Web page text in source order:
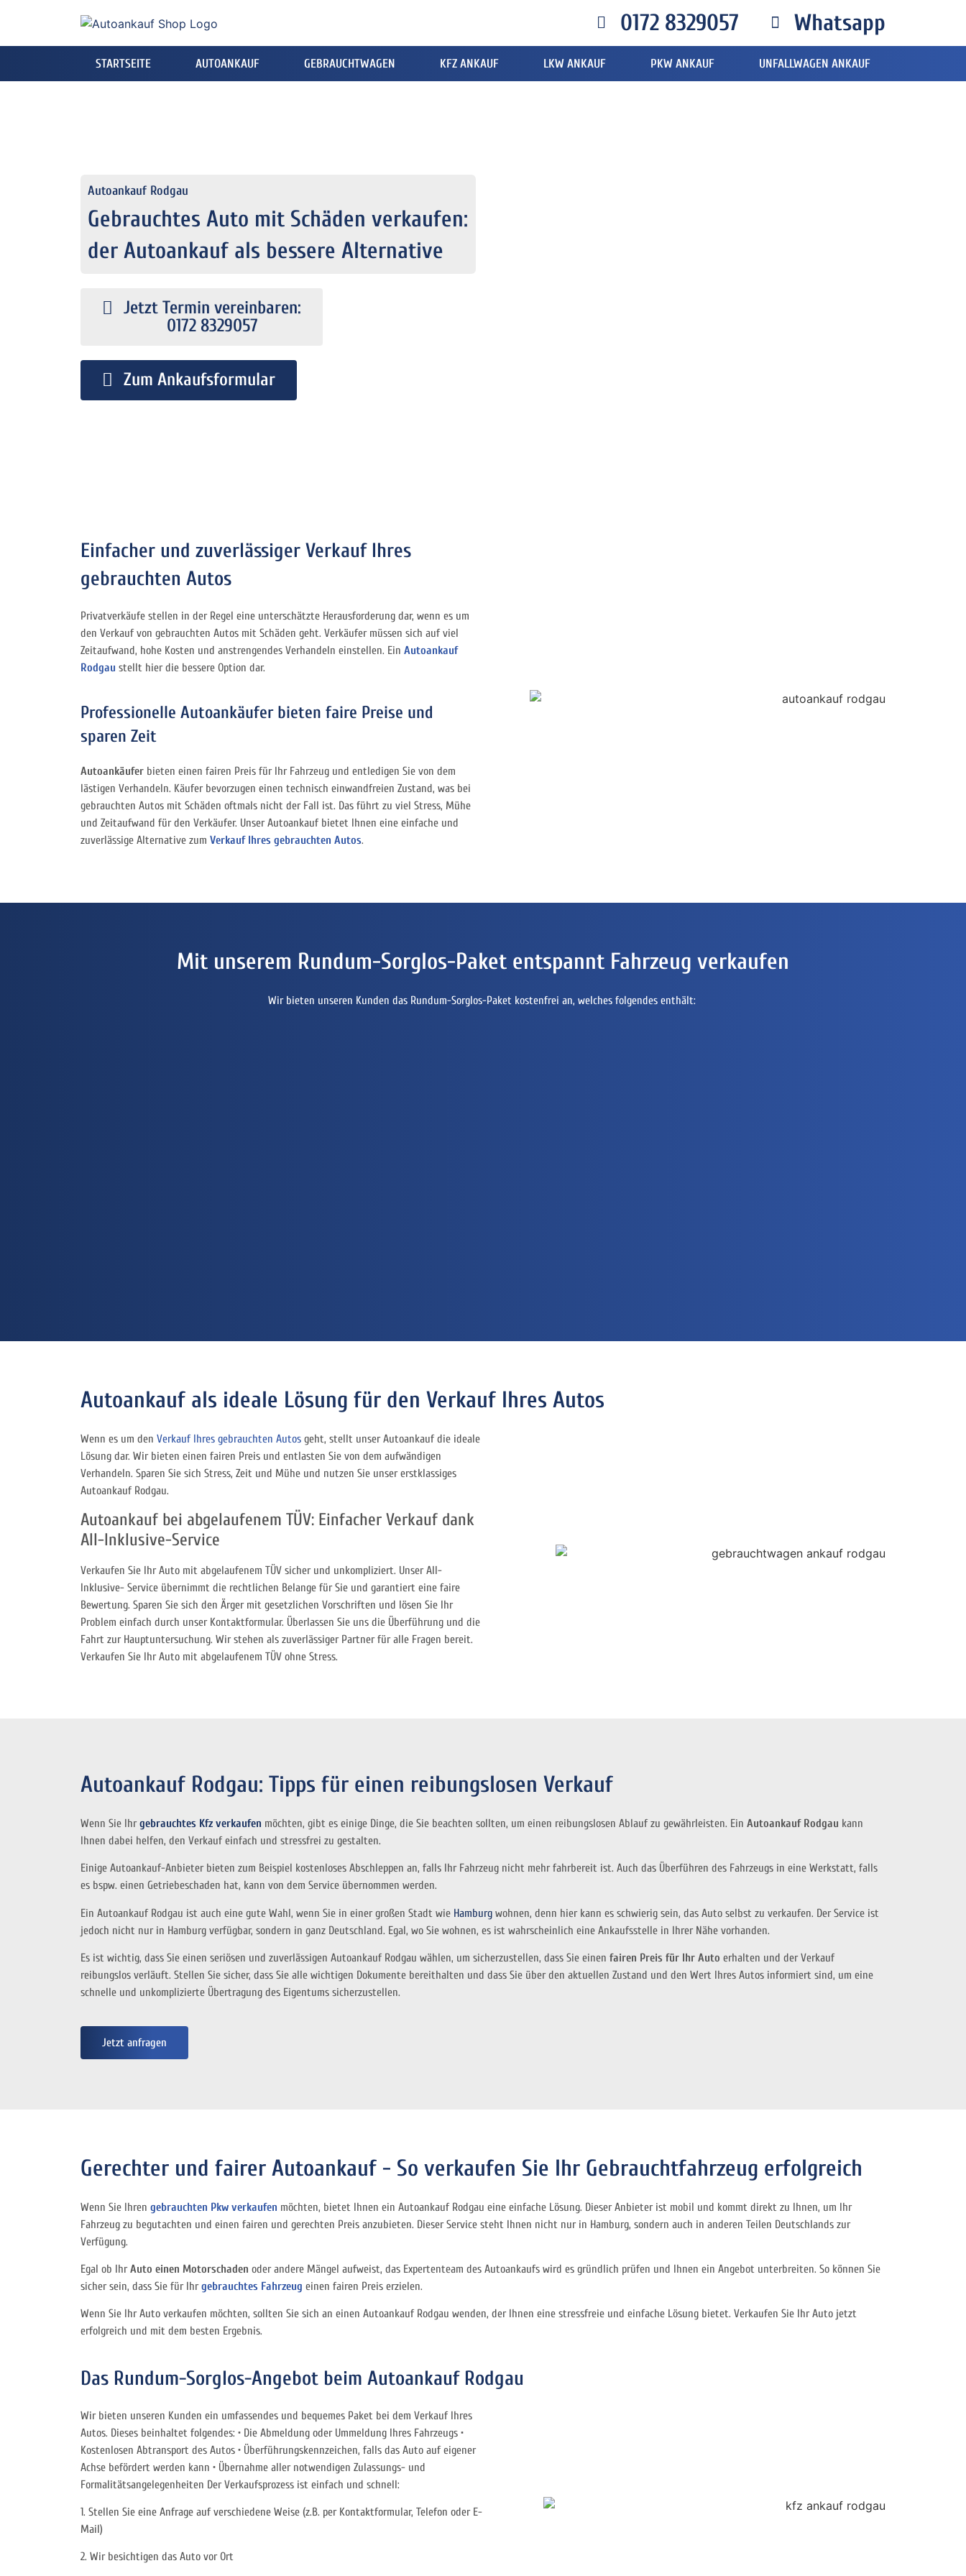
0172 8329057 Whatsapp
STARTSEITE AUTOANKAUF GEBRAUCHTWAGEN KFZ ANKAUF LKW ANKAUF PKW ANKAUF UNFALLWAGEN ANKAUF
Autoankauf Rodgau
Gebrauchtes Auto mit Schäden verkaufen:
der Autoankauf als bessere Alternative
Jetzt Termin vereinbaren:
0172 8329057
Zum Ankaufsformular
Einfacher und zuverlässiger Verkauf Ihres
gebrauchten Autos
Privatverkäufe stellen in der Regel eine unterschätzte Herausforderung dar, wenn es um
den Verkauf von gebrauchten Autos mit Schäden geht. Verkäufer müssen sich auf viel
Zeitaufwand, hohe Kosten und anstrengendes Verhandeln einstellen. Ein Autoankauf
Rodgau stellt hier die bessere Option dar.
Professionelle Autoankäufer bieten faire Preise und
sparen Zeit
Autoankäufer bieten einen fairen Preis für Ihr Fahrzeug und entledigen Sie von dem
lästigen Verhandeln. Käufer bevorzugen einen technisch einwandfreien Zustand, was bei
gebrauchten Autos mit Schäden oftmals nicht der Fall ist. Das führt zu viel Stress, Mühe
und Zeitaufwand für den Verkäufer. Unser Autoankauf bietet Ihnen eine einfache und
zuverlässige Alternative zum Verkauf Ihres gebrauchten Autos.
Mit unserem Rundum-Sorglos-Paket entspannt Fahrzeug verkaufen
Wir bieten unseren Kunden das Rundum-Sorglos-Paket kostenfrei an, welches folgendes enthält:
Autoankauf als ideale Lösung für den Verkauf Ihres Autos
Wenn es um den Verkauf Ihres gebrauchten Autos geht, stellt unser Autoankauf die ideale
Lösung dar. Wir bieten einen fairen Preis und entlasten Sie von dem aufwändigen
Verhandeln. Sparen Sie sich Stress, Zeit und Mühe und nutzen Sie unser erstklassiges
Autoankauf Rodgau.
Autoankauf bei abgelaufenem TÜV: Einfacher Verkauf dank
All-Inklusive-Service
Verkaufen Sie Ihr Auto mit abgelaufenem TÜV sicher und unkompliziert. Unser All-
Inklusive- Service übernimmt die rechtlichen Belange für Sie und garantiert eine faire
Bewertung. Sparen Sie sich den Ärger mit gesetzlichen Vorschriften und lösen Sie Ihr
Problem einfach durch unser Kontaktformular. Überlassen Sie uns die Überführung und die
Fahrt zur Hauptuntersuchung. Wir stehen als zuverlässiger Partner für alle Fragen bereit.
Verkaufen Sie Ihr Auto mit abgelaufenem TÜV ohne Stress.
Autoankauf Rodgau: Tipps für einen reibungslosen Verkauf
Wenn Sie Ihrgebrauchtes Kfz verkaufen möchten, gibt es einige Dinge, die Sie beachten sollten, um einen reibungslosen Ablauf zu gewährleisten. Ein Autoankauf Rodgau kann
Ihnen dabei helfen, den Verkauf einfach und stressfrei zu gestalten.
Einige Autoankauf-Anbieter bieten zum Beispiel kostenloses Abschleppen an, falls Ihr Fahrzeug nicht mehr fahrbereit ist. Auch das Überführen des Fahrzeugs in eine Werkstatt, falls
es bspw. einen Getriebeschaden hat, kann von dem Service übernommen werden.
Ein Autoankauf Rodgau ist auch eine gute Wahl, wenn Sie in einer großen Stadt wie Hamburg wohnen, denn hier kann es schwierig sein, das Auto selbst zu verkaufen. Der Service ist
jedoch nicht nur in Hamburg verfügbar, sondern in ganz Deutschland. Egal, wo Sie wohnen, es ist wahrscheinlich eine Ankaufsstelle in Ihrer Nähe vorhanden.
Es ist wichtig, dass Sie einen seriösen und zuverlässigen Autoankauf Rodgau wählen, um sicherzustellen, dass Sie einen fairen Preis für Ihr Auto erhalten und der Verkauf
reibungslos verläuft. Stellen Sie sicher, dass Sie alle wichtigen Dokumente bereithalten und dass Sie über den aktuellen Zustand und den Wert Ihres Autos informiert sind, um eine
schnelle und unkomplizierte Übertragung des Eigentums sicherzustellen.
Jetzt anfragen
Gerechter und fairer Autoankauf - So verkaufen Sie Ihr Gebrauchtfahrzeug erfolgreich
Wenn Sie Ihren gebrauchten Pkw verkaufen möchten, bietet Ihnen ein Autoankauf Rodgau eine einfache Lösung. Dieser Anbieter ist mobil und kommt direkt zu Ihnen, um Ihr
Fahrzeug zu begutachten und einen fairen und gerechten Preis anzubieten. Dieser Service steht Ihnen nicht nur in Hamburg, sondern auch in anderen Teilen Deutschlands zur
Verfügung.
Egal ob IhrAuto einen Motorschaden oder andere Mängel aufweist, das Expertenteam des Autoankaufs wird es gründlich prüfen und Ihnen ein Angebot unterbreiten. So können Sie
sicher sein, dass Sie für Ihrgebrauchtes Fahrzeug einen fairen Preis erzielen.
Wenn Sie Ihr Auto verkaufen möchten, sollten Sie sich an einen Autoankauf Rodgau wenden, der Ihnen eine stressfreie und einfache Lösung bietet. Verkaufen Sie Ihr Auto jetzt
erfolgreich und mit dem besten Ergebnis.
Das Rundum-Sorglos-Angebot beim Autoankauf Rodgau
Wir bieten unseren Kunden ein umfassendes und bequemes Paket bei dem Verkauf Ihres
Autos. Dieses beinhaltet folgendes: • Die Abmeldung oder Ummeldung Ihres Fahrzeugs •
Kostenlosen Abtransport des Autos • Überführungskennzeichen, falls das Auto auf eigener
Achse befördert werden kann • Übernahme aller notwendigen Zulassungs- und
Formalitätsangelegenheiten Der Verkaufsprozess ist einfach und schnell:
1. Stellen Sie eine Anfrage auf verschiedene Weise (z.B. per Kontaktformular, Telefon oder E-
Mail)
2. Wir besichtigen das Auto vor Ort